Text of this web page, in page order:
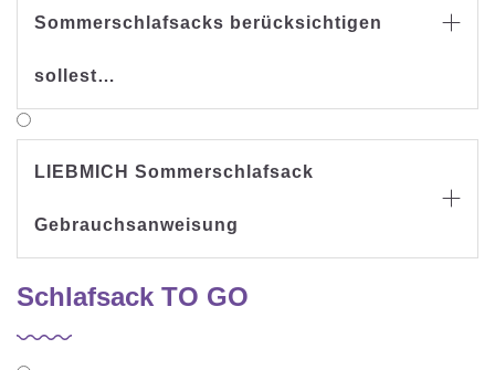
Sommerschlafsacks berücksichtigen
sollest…

LIEBMICH Sommerschlafsack
Gebrauchsanweisung

Schlafsack TO GO